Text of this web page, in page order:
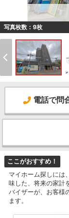
写真枚数：9枚
電話で問
ここがおすすめ！
マイホーム探しには
味した、将来の家計
バイザーが、お客様
ます。